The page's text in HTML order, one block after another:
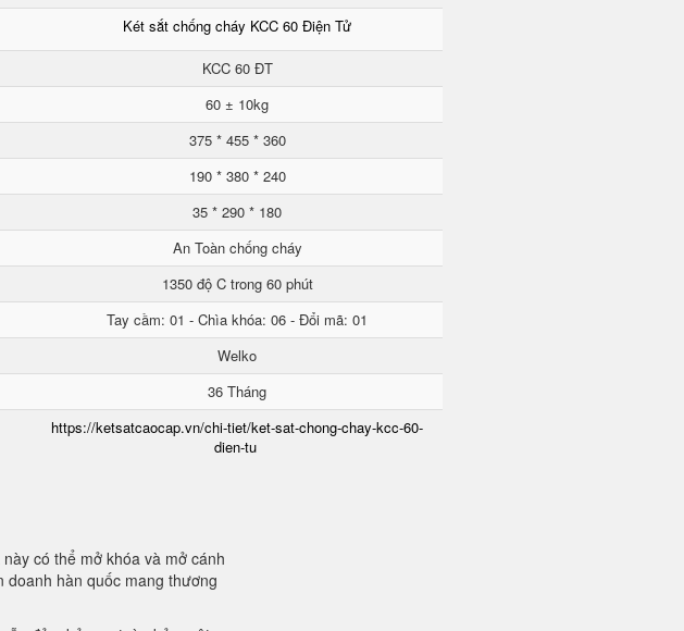
Két sắt chống cháy KCC 60 Điện Tử
KCC 60 ĐT
60 ± 10kg
375 * 455 * 360
190 * 380 * 240
35 * 290 * 180
An Toàn chống cháy
1350 độ C trong 60 phút
Tay cầm: 01 - Chìa khóa: 06 - Đổi mã: 01
Welko
36 Tháng
https://ketsatcaocap.vn/chi-tiet/ket-sat-chong-chay-kcc-60-
dien-tu
có thể mở khóa và mở cánh
doanh hàn quốc mang thương